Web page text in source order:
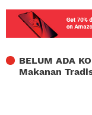
BELUM ADA
Makanan